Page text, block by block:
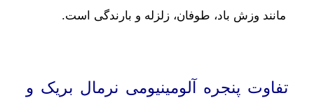
مانند وزش باد، طوفان، زلزله و بارندگی است.
تفاوت پنجره آلومینیومی نرمال بریک و